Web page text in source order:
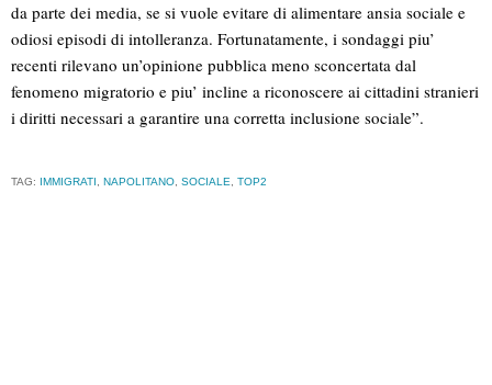
da parte dei media, se si vuole evitare di alimentare ansia sociale e
odiosi episodi di intolleranza. Fortunatamente, i sondaggi piu’
recenti rilevano un’opinione pubblica meno sconcertata dal
fenomeno migratorio e piu’ incline a riconoscere ai cittadini stranieri
i diritti necessari a garantire una corretta inclusione sociale”.
TAG: IMMIGRATI NAPOLITANO SOCIALE TOP2